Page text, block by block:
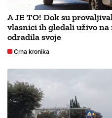
A JE TO! Dok su
vlasnici ih gledali uživo
odradila svoje
Crna kronika